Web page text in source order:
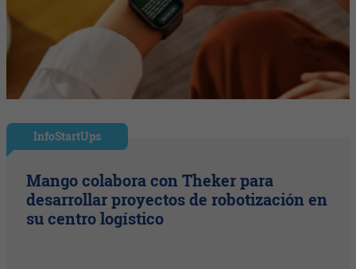
InfoStartUps
Mango colabora con Theker para
desarrollar proyectos de robotización en
su centro logístico